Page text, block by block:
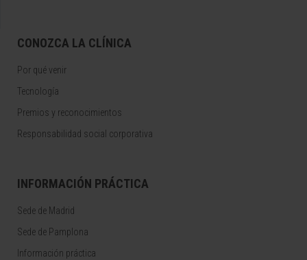
CONOZCA LA CLÍNICA
Por qué venir
Tecnología
Premios y reconocimientos
Responsabilidad social corporativa
INFORMACIÓN PRÁCTICA
Sede de Madrid
Sede de Pamplona
Información práctica